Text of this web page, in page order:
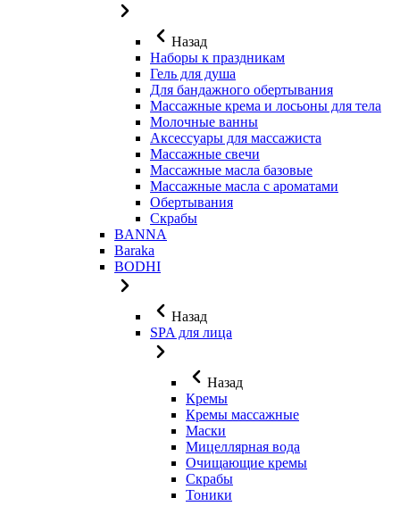
Назад
Наборы к праздникам
Гель для душа
Для бандажного обертывания
Массажные крема и лосьоны для тела
Молочные ванны
Аксессуары для массажиста
Массажные свечи
Массажные масла базовые
Массажные масла с ароматами
Обертывания
Скрабы
BANNA
Baraka
BODHI
Назад
SPA для лица
Назад
Кремы
Кремы массажные
Маски
Мицеллярная вода
Очищающие кремы
Скрабы
Тоники